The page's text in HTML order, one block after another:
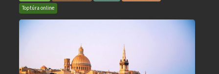
Gyógyfürdő
Toptúra online